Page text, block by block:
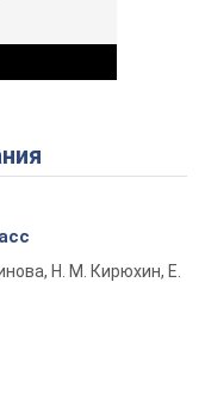
Video
Н. М. Кирюхин, Е.